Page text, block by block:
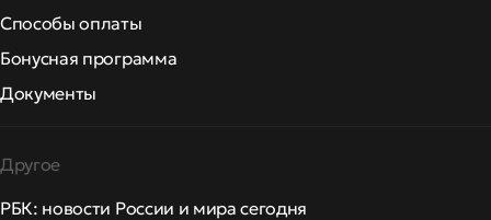
Способы оплаты
Бонусная программа
Документы
Другое
РБК: новости России и мира сегодня